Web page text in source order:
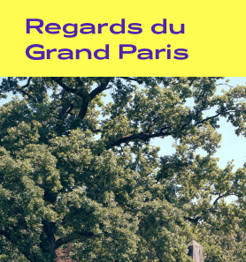
Regards du
Grand Paris